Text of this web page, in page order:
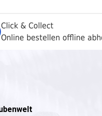
Click & Collect
Online bestellen offline